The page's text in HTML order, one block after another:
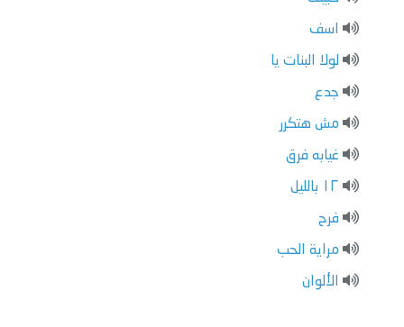
اسف
لولا البنات يا
جدع
مش هتكرر
غيابه فرق
١٢ بالليل
فرح
مراية الحب
الألوان